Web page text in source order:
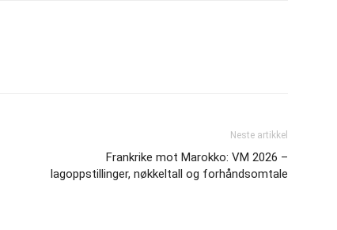
Neste artikkel
Frankrike mot Marokko: VM 2026 –
lagoppstillinger, nøkkeltall og forhåndsomtale